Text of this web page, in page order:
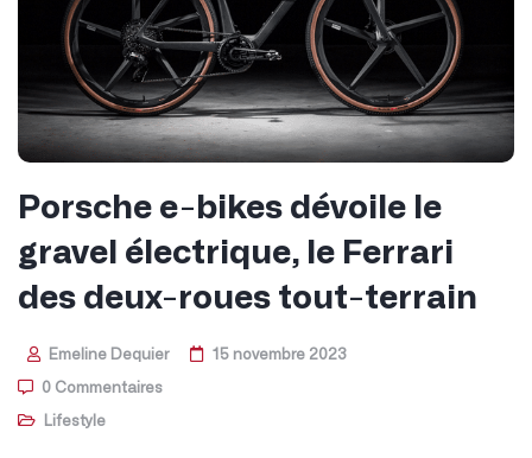
Porsche e-bikes dévoile le
gravel électrique, le Ferrari
des deux-roues tout-terrain
Emeline Dequier 15 novembre 2023
0 Commentaires
Lifestyle